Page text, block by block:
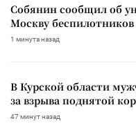
Собянин сообщил об
Москву беспилотников
1 минута назад
В Курской области
за взрыва поднятой
47 минут назад